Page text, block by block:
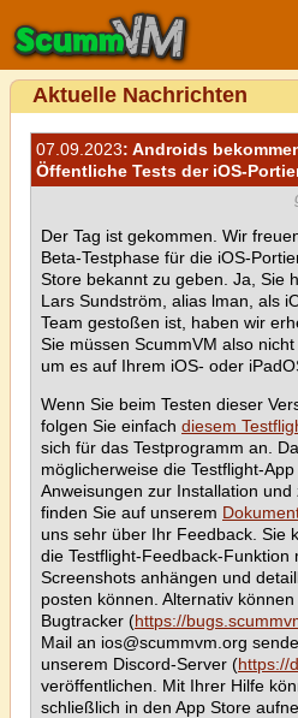
Aktuelle Nachrichten
07.09.2023: Androids
Öffentliche Tests der iOS-
Der Tag ist gekommen. Wir
Beta-Testphase für die iOS-
Store bekannt zu geben. Ja, Sie
Lars Sundström, alias lman, als
Team gestoßen ist, haben wir
Sie müssen ScummVM also
um es auf Ihrem iOS- oder
Wenn Sie beim Testen dieser
folgen Sie einfach diesem
sich für das Testprogramm an.
möglicherweise die Testflight-
Anweisungen zur Installation
finden Sie auf unserem
uns sehr über Ihr Feedback. Sie
die Testflight-Feedback-Funktion
Screenshots anhängen und
posten können. Alternativ
Bugtracker (https://
Mail an ios@scummvm.org
unserem Discord-Server (https://
veröffentlichen. Mit Ihrer Hilfe
schließlich in den App Store